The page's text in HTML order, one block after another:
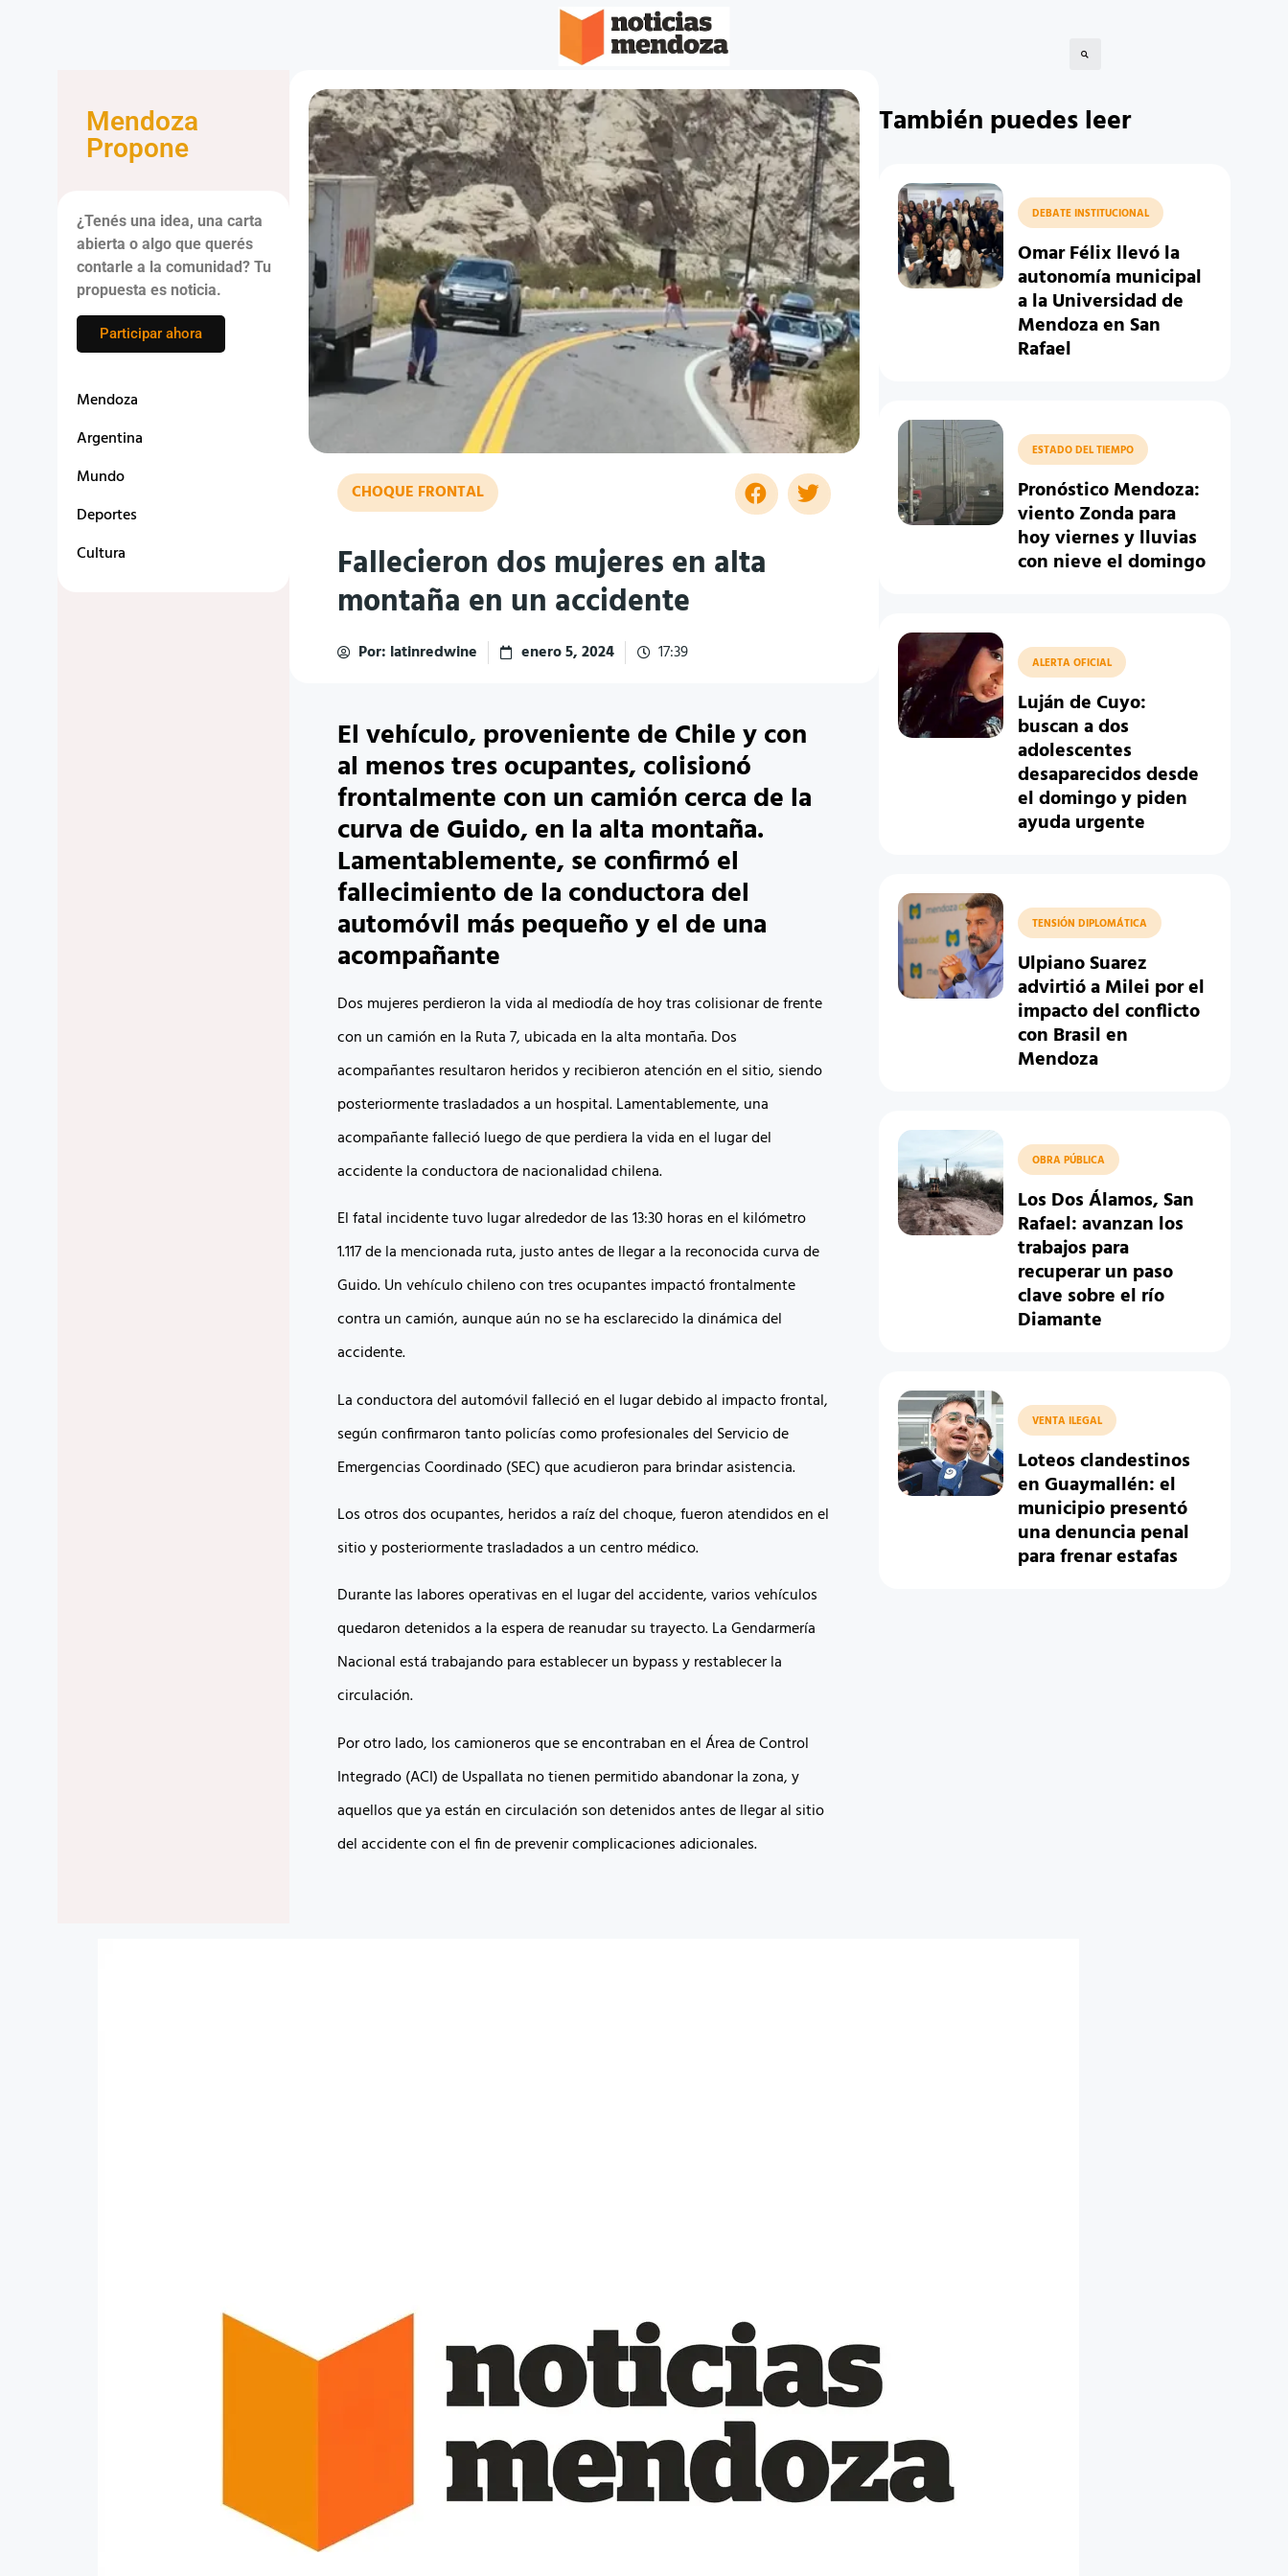
Mendoza
Propone
¿Tenés una idea, una carta
abierta o algo que querés
contarle a la comunidad? Tu
propuesta es noticia.
Participar ahora
Mendoza
Argentina
Mundo
Deportes
Cultura
CHOQUE FRONTAL
Fallecieron dos mujeres en alta
montaña en un accidente
Por: latinredwine enero 5, 2024 17:39
El vehículo, proveniente de Chile y con
al menos tres ocupantes, colisionó
frontalmente con un camión cerca de la
curva de Guido, en la alta montaña.
Lamentablemente, se confirmó el
fallecimiento de la conductora del
automóvil más pequeño y el de una
acompañante
Dos mujeres perdieron la vida al mediodía de hoy tras colisionar de frente
con un camión en la Ruta 7, ubicada en la alta montaña. Dos
acompañantes resultaron heridos y recibieron atención en el sitio, siendo
posteriormente trasladados a un hospital. Lamentablemente, una
acompañante falleció luego de que perdiera la vida en el lugar del
accidente la conductora de nacionalidad chilena.
El fatal incidente tuvo lugar alrededor de las 13:30 horas en el kilómetro
1.117 de la mencionada ruta, justo antes de llegar a la reconocida curva de
Guido. Un vehículo chileno con tres ocupantes impactó frontalmente
contra un camión, aunque aún no se ha esclarecido la dinámica del
accidente.
La conductora del automóvil falleció en el lugar debido al impacto frontal,
según confirmaron tanto policías como profesionales del Servicio de
Emergencias Coordinado (SEC) que acudieron para brindar asistencia.
Los otros dos ocupantes, heridos a raíz del choque, fueron atendidos en el
sitio y posteriormente trasladados a un centro médico.
Durante las labores operativas en el lugar del accidente, varios vehículos
quedaron detenidos a la espera de reanudar su trayecto. La Gendarmería
Nacional está trabajando para establecer un bypass y restablecer la
circulación.
Por otro lado, los camioneros que se encontraban en el Área de Control
Integrado (ACI) de Uspallata no tienen permitido abandonar la zona, y
aquellos que ya están en circulación son detenidos antes de llegar al sitio
del accidente con el fin de prevenir complicaciones adicionales.
También puedes leer
DEBATE INSTITUCIONAL
Omar Félix llevó la
autonomía municipal
a la Universidad de
Mendoza en San
Rafael
ESTADO DEL TIEMPO
Pronóstico Mendoza:
viento Zonda para
hoy viernes y lluvias
con nieve el domingo
ALERTA OFICIAL
Luján de Cuyo:
buscan a dos
adolescentes
desaparecidos desde
el domingo y piden
ayuda urgente
TENSIÓN DIPLOMÁTICA
Ulpiano Suarez
advirtió a Milei por el
impacto del conflicto
con Brasil en
Mendoza
OBRA PÚBLICA
Los Dos Álamos, San
Rafael: avanzan los
trabajos para
recuperar un paso
clave sobre el río
Diamante
VENTA ILEGAL
Loteos clandestinos
en Guaymallén: el
municipio presentó
una denuncia penal
para frenar estafas